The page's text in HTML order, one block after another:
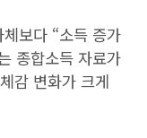
보다 “소득 증가
종합소득 자료가
감 변화가 크게